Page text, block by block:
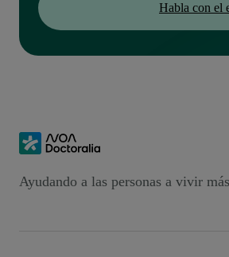
Habla con el
Ayudando a las personas a vivir